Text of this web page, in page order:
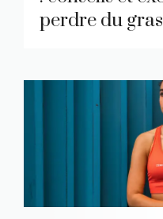
perdre du gras